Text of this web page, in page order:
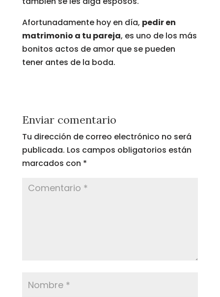
Afortunadamente hoy en día, pedir en
matrimonio a tu pareja, es uno de los más
bonitos actos de amor que se pueden
tener antes de la boda.
Enviar comentario
Tu dirección de correo electrónico no será
publicada. Los campos obligatorios están
marcados con *